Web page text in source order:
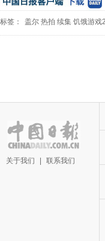
标签： 盖尔 热拍 续集 饥饿游戏2
关于我们 联系我们